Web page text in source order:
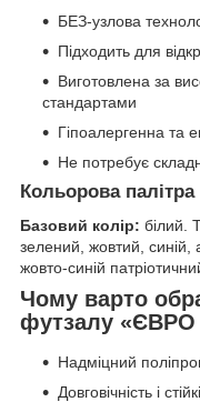
БЕЗ-узлова
Підходить для
Виготовлена за
стандартами
Гіпоалергенна та
Не потребує
Кольорова палітра
Базовий колір: білий.
зелений, жовтий, синій,
жовто-синій
Чому варто
футзалу «ЄВРО
Надміцний
Довговічність і